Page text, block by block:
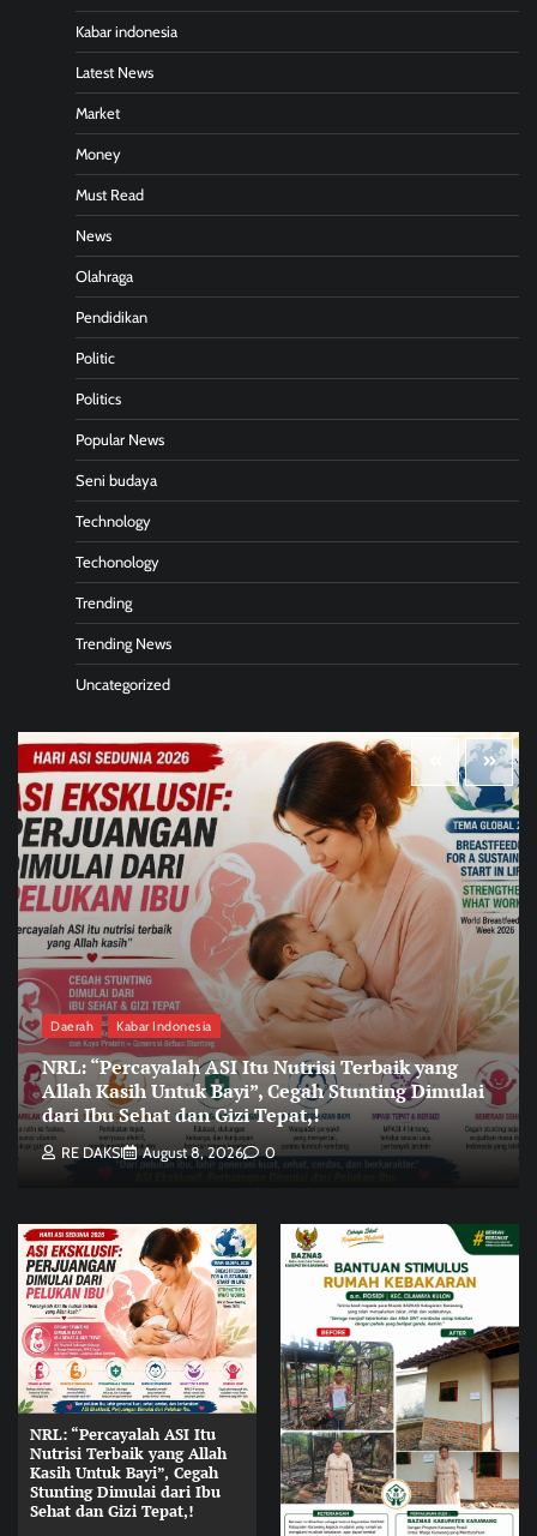
Kabar indonesia
Latest News
Market
Money
Must Read
News
Olahraga
Pendidikan
Politic
Politics
Popular News
Seni budaya
Technology
Techonology
Trending
Trending News
Uncategorized
Daerah Kabar Indonesia
NRL: “Percayalah ASI Itu Nutrisi Terbaik yang
Allah Kasih Untuk Bayi”, Cegah Stunting Dimulai
dari Ibu Sehat dan Gizi Tepat,!
RE DAKSI August 8, 2026 0
NRL: “Percayalah ASI Itu
Nutrisi Terbaik yang Allah
Kasih Untuk Bayi”, Cegah
Stunting Dimulai dari Ibu
Sehat dan Gizi Tepat,!